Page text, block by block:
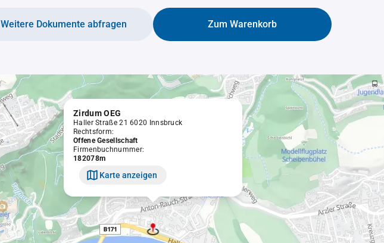
Zum Warenkorb
Weitere Dokumente abfragen
Zirdum OEG
Haller Straße 21 6020 Innsbruck
Rechtsform:
Offene Gesellschaft
Firmenbuchnummer:
182078m
Karte anzeigen